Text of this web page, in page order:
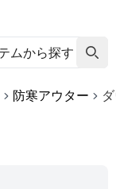
防寒アウター